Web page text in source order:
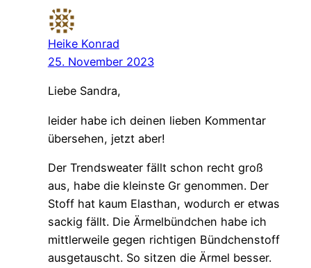
Heike Konrad
25. November 2023
Liebe Sandra,
leider habe ich deinen lieben Kommentar
übersehen, jetzt aber!
Der Trendsweater fällt schon recht groß
aus, habe die kleinste Gr genommen. Der
Stoff hat kaum Elasthan, wodurch er etwas
sackig fällt. Die Ärmelbündchen habe ich
mittlerweile gegen richtigen Bündchenstoff
ausgetauscht. So sitzen die Ärmel besser.